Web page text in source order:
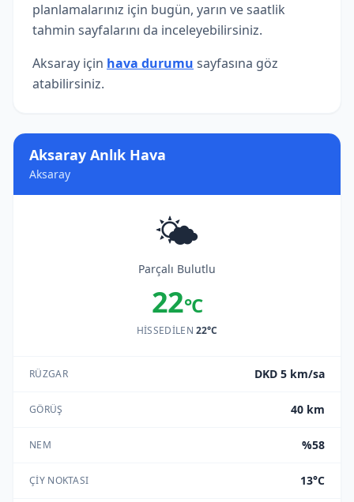
Aksaray Anlık Hava
Aksaray
🌤️
Parçalı Bulutlu
22°C
HISSEDILEN22°C
RÜZGAR DKD 5 km/sa
GÖRÜŞ 40 km
NEM %58
ÇIY NOKTASI 13°C
planlamalarınız için bugün, yarın ve saatlik
tahmin sayfalarını da inceleyebilirsiniz.
Aksaray için hava durumu sayfasına göz
atabilirsiniz.